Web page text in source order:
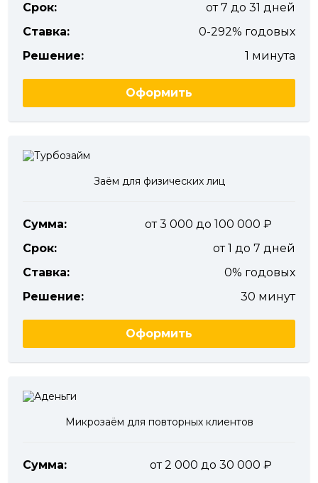
Срок:
от 7 до 31 дней
Ставка:
0-292% годовых
Решение:
1 минута
Оформить
Заём для физических лиц
Сумма:
от 3 000 до 100 000
Срок:
от 1 до 7 дней
Ставка:
0% годовых
Решение:
30 минут
Оформить
Микрозаём для повторных клиентов
Сумма:
от 2 000 до 30 000